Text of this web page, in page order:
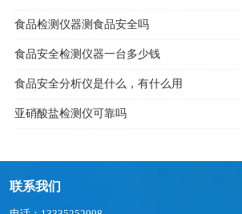
食品检测仪器测食品安全吗
食品安全检测仪器一台多少钱
食品安全分析仪是什么，有什么用
亚硝酸盐检测仪可靠吗
联系我们